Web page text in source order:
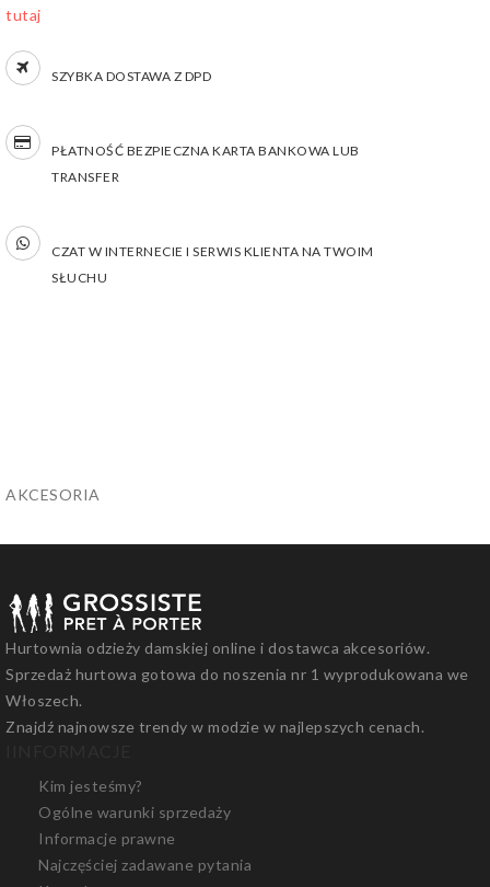
tutaj
SZYBKA DOSTAWA Z DPD
PŁATNOŚĆ BEZPIECZNA KARTA BANKOWA LUB
TRANSFER
CZAT W INTERNECIE I SERWIS KLIENTA NA TWOIM
SŁUCHU
AKCESORIA
Hurtownia odzieży damskiej online i dostawca akcesoriów.
Sprzedaż hurtowa gotowa do noszenia nr 1 wyprodukowana we
Włoszech.
Znajdź najnowsze trendy w modzie w najlepszych cenach.
Kim jesteśmy?
Ogólne warunki sprzedaży
Informacje prawne
Najczęściej zadawane pytania